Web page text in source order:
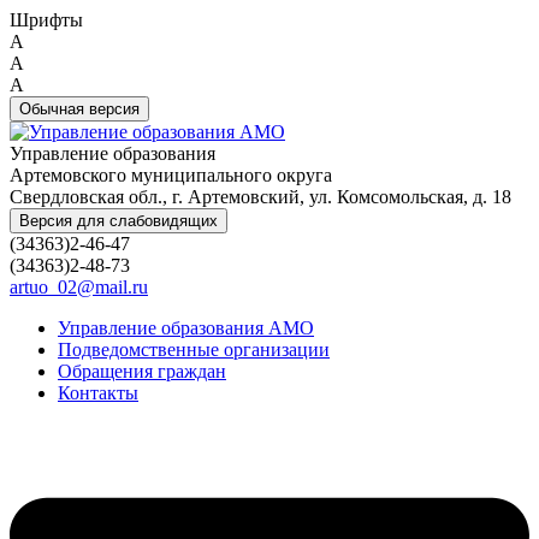
Шрифты
A
A
A
Обычная версия
Управление образования
Артемовского муниципального округа
Свердловская обл., г. Артемовский, ул. Комсомольская, д. 18
Версия для слабовидящих
(34363)2-46-47
(34363)2-48-73
artuo_02@mail.ru
Управление образования АМО
Подведомственные организации
Обращения граждан
Контакты